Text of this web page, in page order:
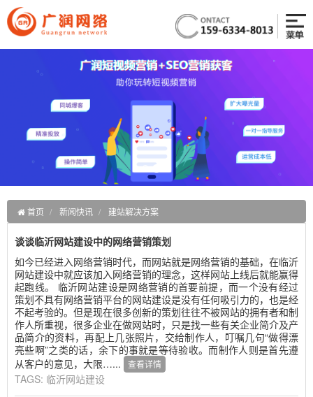
首页 新闻快讯 建站解决方案
谈谈临沂网站建设中的网络营销策划
如今已经进入网络营销时代，而网站就是网络营销的基础，在临沂
网站建设中就应该加入网络营销的理念，这样网站上线后就能赢得
起跑线。 临沂网站建设是网络营销的首要前提，而一个没有经过
策划不具有网络营销平台的网站建设是没有任何吸引力的，也是经
不起考验的。但是现在很多创新的策划往往不被网站的拥有者和制
作人所重视，很多企业在做网站时，只是找一些有关企业简介及产
品简介的资料，再配上几张照片，交给制作人，叮嘱几句“做得漂
亮些啊”之类的话，余下的事就是等待验收。而制作人则是首先遵
从客户的意见，大限…...
查看详情
TAGS: 临沂网站建设